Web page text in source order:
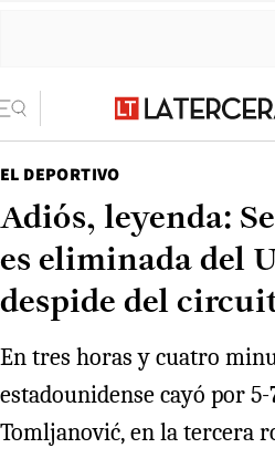
EL DEPORTIVO
Adiós, leyenda:
es eliminada del
despide del
En tres horas y cuatro
estadounidense cayó por
Tomljanović, en la tercera